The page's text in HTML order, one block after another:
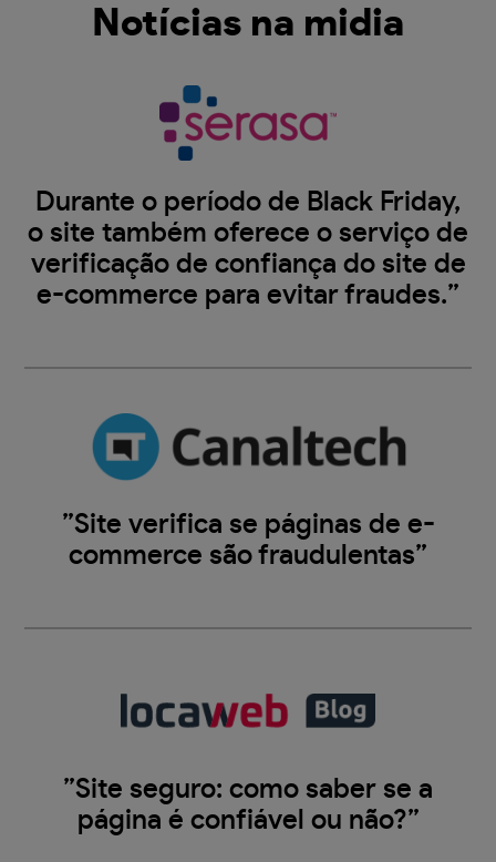
Notícias na midia
Durante o período de Black Friday,
o site também oferece o serviço de
verificação de confiança do site de
e-commerce para evitar fraudes.”
”Site verifica se páginas de e-
commerce são fraudulentas”
”Site seguro: como saber se a
página é confiável ou não?”